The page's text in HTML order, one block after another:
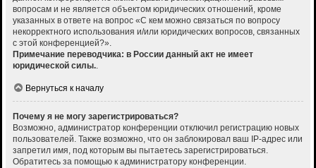
вопросам и не является объектом юридических отношений, кроме
указанных в ответе на вопрос «С кем можно связаться по вопросу
некорректного использования и/или юридических вопросов, связанных
с этой конференцией?».
Примечание переводчика: в России данный акт не имеет
юридической силы..
Вернуться к началу
Почему я не могу зарегистрироваться?
Возможно, администратор конференции отключил регистрацию новых
пользователей. Также возможно, что он заблокировал ваш IP-адрес или
запретил имя, под которым вы пытаетесь зарегистрироваться.
Обратитесь за помощью к администратору конференции.